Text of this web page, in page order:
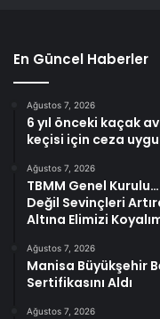
En Güncel Haberler
Ağustos 7, 2026
6 yıl önceki kaçak
keçisi için ceza
Ağustos 7, 2026
TBMM Genel
Değil Sevinçleri
Altına Elimizi
Ağustos 7, 2026
Manisa Büyükşehir
Sertifikasını Aldı
Ağustos 7, 2026